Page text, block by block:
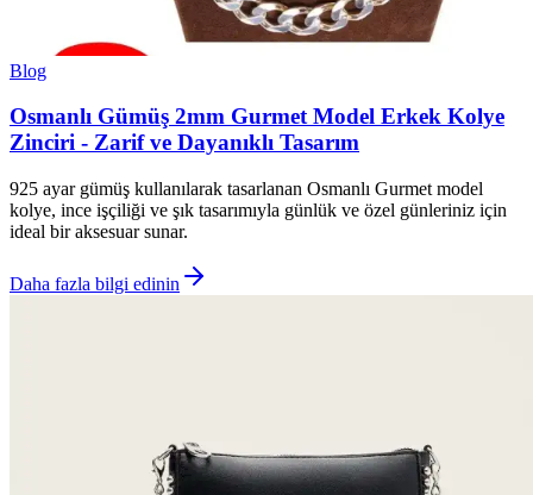
Blog
Osmanlı Gümüş 2mm Gurmet Model Erkek Kolye
Zinciri - Zarif ve Dayanıklı Tasarım
925 ayar gümüş kullanılarak tasarlanan Osmanlı Gurmet model
kolye, ince işçiliği ve şık tasarımıyla günlük ve özel günleriniz için
ideal bir aksesuar sunar.
Daha fazla bilgi edinin